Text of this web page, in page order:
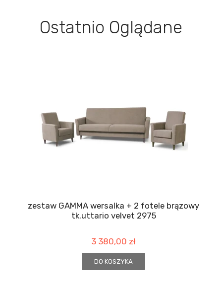
Ostatnio Oglądane
zestaw GAMMA wersalka + 2 fotele brązowy
tk.uttario velvet 2975
3 380,00 zł
DO KOSZYKA